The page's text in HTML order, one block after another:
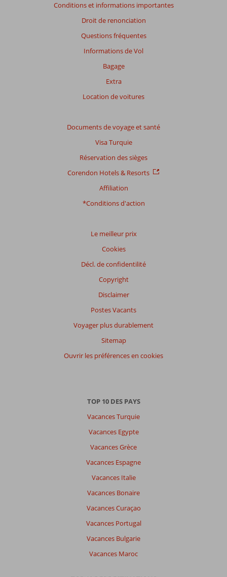
Conditions et informations importantes
Droit de renonciation
Questions fréquentes
Informations de Vol
Bagage
Extra
Location de voitures
Documents de voyage et santé
Visa Turquie
Réservation des sièges
Corendon Hotels & Resorts
Affiliation
*Conditions d'action
Le meilleur prix
Cookies
Décl. de confidentilité
Copyright
Disclaimer
Postes Vacants
Voyager plus durablement
Sitemap
Ouvrir les préférences en cookies
TOP 10 DES PAYS
Vacances Turquie
Vacances Egypte
Vacances Grèce
Vacances Espagne
Vacances Italie
Vacances Bonaire
Vacances Curaçao
Vacances Portugal
Vacances Bulgarie
Vacances Maroc